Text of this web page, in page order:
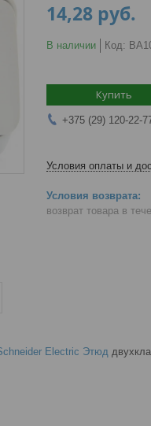
14,28 руб.
В наличии Код:
Купить
+375 (29) 120-22-
Условия оплаты и
возврат товара в
Electric Этюд